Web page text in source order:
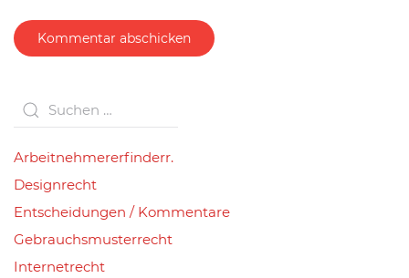
Kommentar abschicken
Arbeitnehmererfinderr.
Designrecht
Entscheidungen / Kommentare
Gebrauchsmusterrecht
Internetrecht